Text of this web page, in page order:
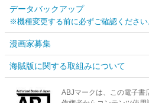
データバックアップ
※機種変更する前に必ずご確認ください
漫画家募集
海賊版に関する取組みについて
ABJマークは、この電子書